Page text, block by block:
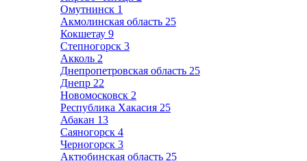
Омутнинск 1
Акмолинская область 25
Кокшетау 9
Степногорск 3
Акколь 2
Днепропетровская область 25
Днепр 22
Новомосковск 2
Республика Хакасия 25
Абакан 13
Саяногорск 4
Черногорск 3
Актюбинская область 25